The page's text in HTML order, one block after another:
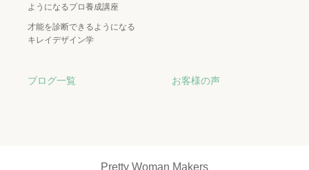
ようになるプロ養成講座
才能を診断できるようになる
キレイデザイン学
ブログ一覧 お客様の声
Pretty Woman Makers